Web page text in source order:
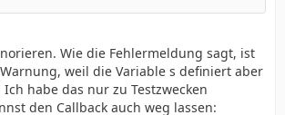
Wie die Fehlermeldung sagt, ist
weil die Variable s definiert aber
habe das nur zu Testzwecken
den Callback auch weg lassen: